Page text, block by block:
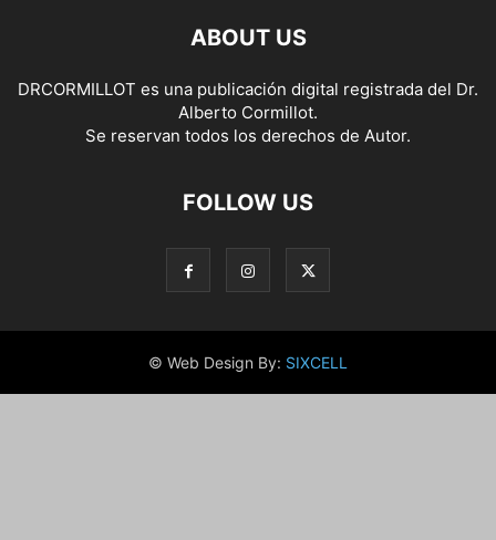
ABOUT US
DRCORMILLOT es una publicación digital registrada del Dr.
Alberto Cormillot.
Se reservan todos los derechos de Autor.
FOLLOW US
© Web Design By: SIXCELL